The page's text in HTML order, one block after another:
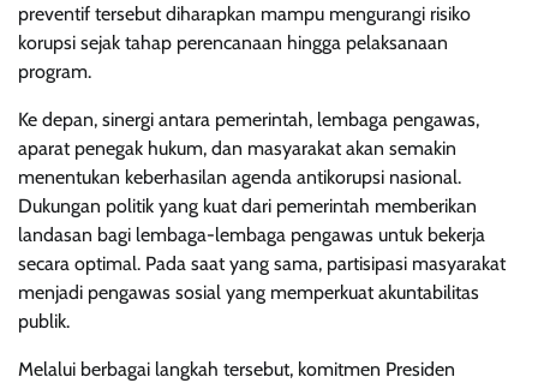
preventif tersebut diharapkan mampu mengurangi risiko
korupsi sejak tahap perencanaan hingga pelaksanaan
program.
Ke depan, sinergi antara pemerintah, lembaga pengawas,
aparat penegak hukum, dan masyarakat akan semakin
menentukan keberhasilan agenda antikorupsi nasional.
Dukungan politik yang kuat dari pemerintah memberikan
landasan bagi lembaga-lembaga pengawas untuk bekerja
secara optimal. Pada saat yang sama, partisipasi masyarakat
menjadi pengawas sosial yang memperkuat akuntabilitas
publik.
Melalui berbagai langkah tersebut, komitmen Presiden